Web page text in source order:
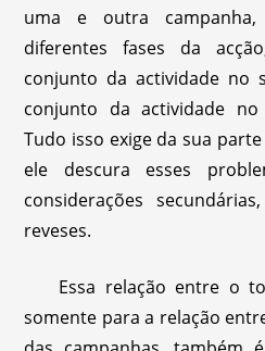
uma e outra
diferentes fases da
conjunto da actividade no
conjunto da actividade
Tudo isso exige da sua
ele descura esses
considerações
reveses.
Essa relação entre o
somente para a relação